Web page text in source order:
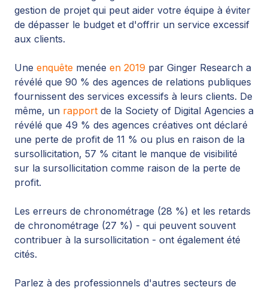
gestion de projet qui peut aider votre équipe à éviter
de dépasser le budget et d'offrir un service excessif
aux clients.
Une enquête menée en 2019 par Ginger Research a
révélé que 90 % des agences de relations publiques
fournissent des services excessifs à leurs clients. De
même, un rapport de la Society of Digital Agencies a
révélé que 49 % des agences créatives ont déclaré
une perte de profit de 11 % ou plus en raison de la
sursollicitation, 57 % citant le manque de visibilité
sur la sursollicitation comme raison de la perte de
profit.
Les erreurs de chronométrage (28 %) et les retards
de chronométrage (27 %) - qui peuvent souvent
contribuer à la sursollicitation - ont également été
cités.
Parlez à des professionnels d'autres secteurs de